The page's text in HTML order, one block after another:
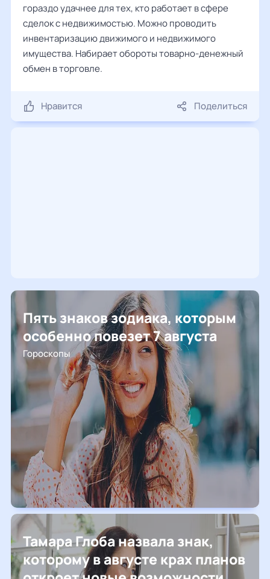
гораздо удачнее для тех, кто работает в сфере
сделок с недвижимостью. Можно проводить
инвентаризацию движимого и недвижимого
имущества. Набирает обороты товарно-денежный
обмен в торговле.
Нравится Поделиться
Пять знаков зодиака, которым
особенно повезет 7 августа
Гороскопы
Тамара Глоба назвала знак,
которому в августе крах планов